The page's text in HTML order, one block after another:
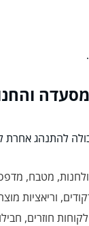
להתנהג אחרת
מטבח,
וריאציות
חוזרים,